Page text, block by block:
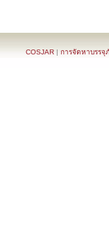
COSJAR | การจัดหาบรรจุ